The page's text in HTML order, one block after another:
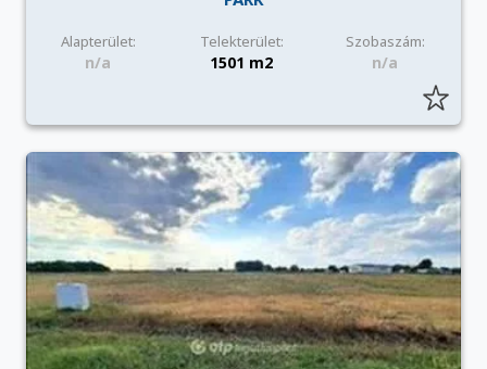
Alapterület: Telekterület: Szobaszám:
n/a 1501 m2 n/a